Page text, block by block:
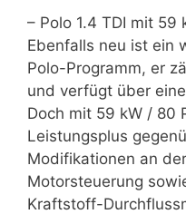
– Polo 1.4 TDI mit 59
Ebenfalls neu ist ein
Polo-Programm, er
und verfügt über
Doch mit 59 kW / 80
Leistungsplus
Modifikationen an
Motorsteuerung
Kraftstoff-